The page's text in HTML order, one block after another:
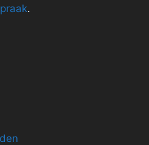
.